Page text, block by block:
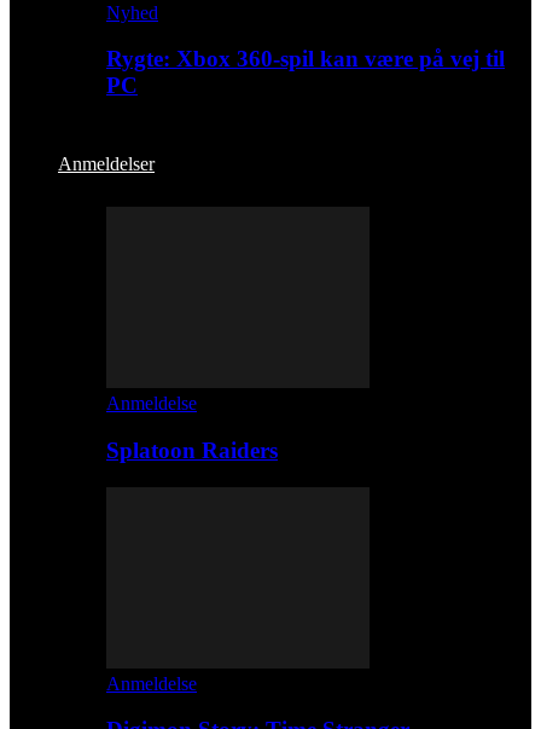
Nyhed
Rygte: Xbox 360-spil kan være på vej til
PC
Anmeldelser
Anmeldelse
Splatoon Raiders
Anmeldelse